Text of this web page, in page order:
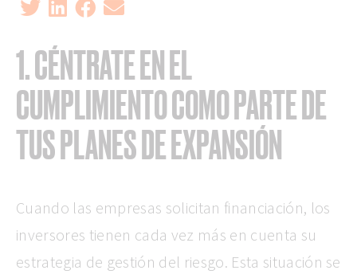
1. CÉNTRATE EN EL
CUMPLIMIENTO COMO PARTE DE
TUS PLANES DE EXPANSIÓN
Cuando las empresas solicitan financiación, los
inversores tienen cada vez más en cuenta su
estrategia de gestión del riesgo. Esta situación se